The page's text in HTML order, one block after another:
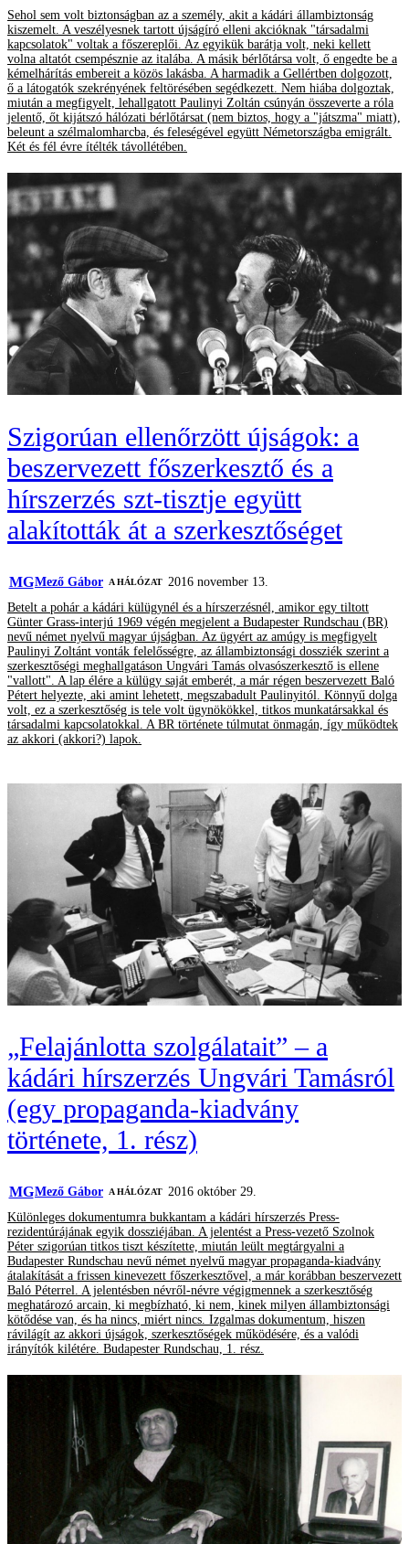
Sehol sem volt biztonságban az a személy, akit a kádári állambiztonság
kiszemelt. A veszélyesnek tartott újságíró elleni akcióknak "társadalmi
kapcsolatok" voltak a főszereplői. Az egyikük barátja volt, neki kellett
volna altatót csempésznie az italába. A másik bérlőtársa volt, ő engedte be a
kémelhárítás embereit a közös lakásba. A harmadik a Gellértben dolgozott,
ő a látogatók szekrényének feltörésében segédkezett. Nem hiába dolgoztak,
miután a megfigyelt, lehallgatott Paulinyi Zoltán csúnyán összeverte a róla
jelentő, őt kijátszó hálózati bérlőtársat (nem biztos, hogy a "játszma" miatt),
beleunt a szélmalomharcba, és feleségével együtt Németországba emigrált.
Két és fél évre ítélték távollétében.
Szigorúan ellenőrzött újságok: a
beszervezett főszerkesztő és a
hírszerzés szt-tisztje együtt
alakították át a szerkesztőséget
MGMező Gábor A HÁLÓZAT
2016 november 13.
Betelt a pohár a kádári külügynél és a hírszerzésnél, amikor egy tiltott
Günter Grass-interjú 1969 végén megjelent a Budapester Rundschau (BR)
nevű német nyelvű magyar újságban. Az ügyért az amúgy is megfigyelt
Paulinyi Zoltánt vonták felelősségre, az állambiztonsági dossziék szerint a
szerkesztőségi meghallgatáson Ungvári Tamás olvasószerkesztő is ellene
"vallott". A lap élére a külügy saját emberét, a már régen beszervezett Baló
Pétert helyezte, aki amint lehetett, megszabadult Paulinyitól. Könnyű dolga
volt, ez a szerkesztőség is tele volt ügynökökkel, titkos munkatársakkal és
társadalmi kapcsolatokkal. A BR története túlmutat önmagán, így működtek
az akkori (akkori?) lapok.
„Felajánlotta szolgálatait” – a
kádári hírszerzés Ungvári Tamásról
(egy propaganda-kiadvány
története, 1. rész)
MGMező Gábor A HÁLÓZAT 2016 október 29.
Különleges dokumentumra bukkantam a kádári hírszerzés Press-
rezidentúrájának egyik dossziéjában. A jelentést a Press-vezető Szolnok
Péter szigorúan titkos tiszt készítette, miután leült megtárgyalni a
Budapester Rundschau nevű német nyelvű magyar propaganda-kiadvány
átalakítását a frissen kinevezett főszerkesztővel, a már korábban beszervezett
Baló Péterrel. A jelentésben névről-névre végigmennek a szerkesztőség
meghatározó arcain, ki megbízható, ki nem, kinek milyen állambiztonsági
kötődése van, és ha nincs, miért nincs. Izgalmas dokumentum, hiszen
rávilágít az akkori újságok, szerkesztőségek működésére, és a valódi
irányítók kilétére. Budapester Rundschau, 1. rész.